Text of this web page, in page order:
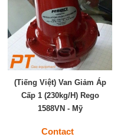
(Tiếng Việt) Van Giảm Áp
Cấp 1 (230kg/h) Rego
1588VN - Mỹ
Contact